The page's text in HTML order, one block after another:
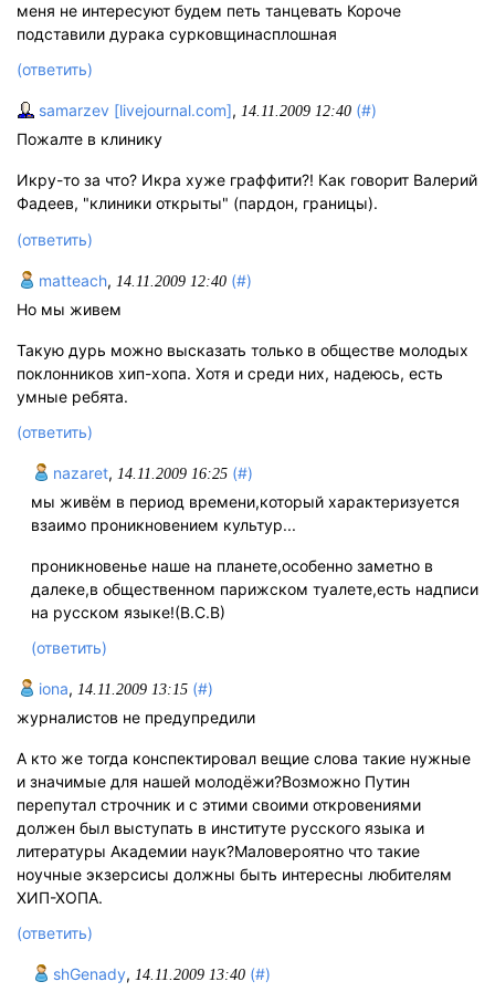
меня не интересуют будем петь танцевать Короче
подставили дурака сурковщинасплошная
(ответить)
samarzev [livejournal.com], 14.11.2009 12:40 (#)
Пожалте в клинику
Икру-то за что? Икра хуже граффити?! Как говорит Валерий
Фадеев, "клиники открыты" (пардон, границы).
(ответить)
matteach, 14.11.2009 12:40 (#)
Но мы живем
Такую дурь можно высказать только в обществе молодых
поклонников хип-хопа. Хотя и среди них, надеюсь, есть
умные ребята.
(ответить)
nazaret, 14.11.2009 16:25 (#)
мы живём в период времени,который характеризуется
взаимо проникновением культур...
проникновенье наше на планете,особенно заметно в
далеке,в общественном парижском туалете,есть надписи
на русском языке!(В.С.В)
(ответить)
iona, 14.11.2009 13:15 (#)
журналистов не предупредили
А кто же тогда конспектировал вещие слова такие нужные
и значимые для нашей молодёжи?Возможно Путин
перепутал строчник и с этими своими откровениями
должен был выступать в институте русского языка и
литературы Академии наук?Маловероятно что такие
ноучные экзерсисы должны быть интересны любителям
ХИП-ХОПА.
(ответить)
shGenady, 14.11.2009 13:40 (#)